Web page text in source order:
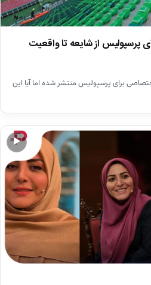
پرسپولیس از شایعه تا واقعیت
برای پرسپولیس منتشر شده اما آیا این
▶